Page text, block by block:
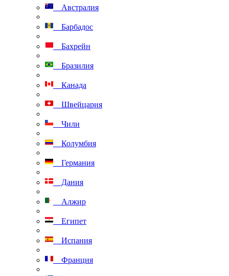
Австралия
Барбадос
Бахрейн
Бразилия
Канада
Швейцария
Чили
Колумбия
Германия
Дания
Алжир
Египет
Испания
Франция